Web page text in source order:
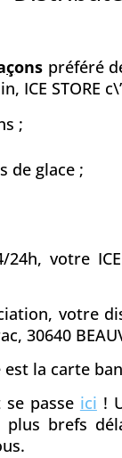
çons préféré
ICE STORE
;
de glace ;
votre
votre
30640
est la carte
passe ici !
brefs